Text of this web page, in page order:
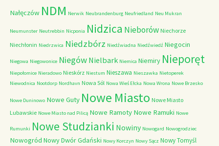
Nałęczów NDM Nerwik Neubrandenburg Neufriedland Neu Mukran
Neumunster Neutrebbin Nicponia Nidzica Nieborów Niechorze
Niechłonin Niedrzwica Niedzbórz Niedźwiadna Niedźwiedź Niegocin
Niegowa Niegowonice Niegów Nielbark Niemica Niemiry Nieporęt
Niepołomice Nieradowo Nieskórz Niestum Nieszawa Nieszawka Nietoperek
Niewodnica Nootdorp Nordhavn Nowa Sól Nowa Wieś Ełcka Nowa Wrona Nowe Brzesko
Nowe Duninowo Nowe Guty Nowe Miasto Nowe Miasto
Lubawskie Nowe Miasto nad Pilicą Nowe Ramoty Nowe Ramuki Nowe
Rumunki Nowe Studzianki Nowiny Nowogard Nowogrodziec
Nowogród Nowy Dwór Gdański Nowy Korczyn Nowy Sącz Nowy Tomyśl